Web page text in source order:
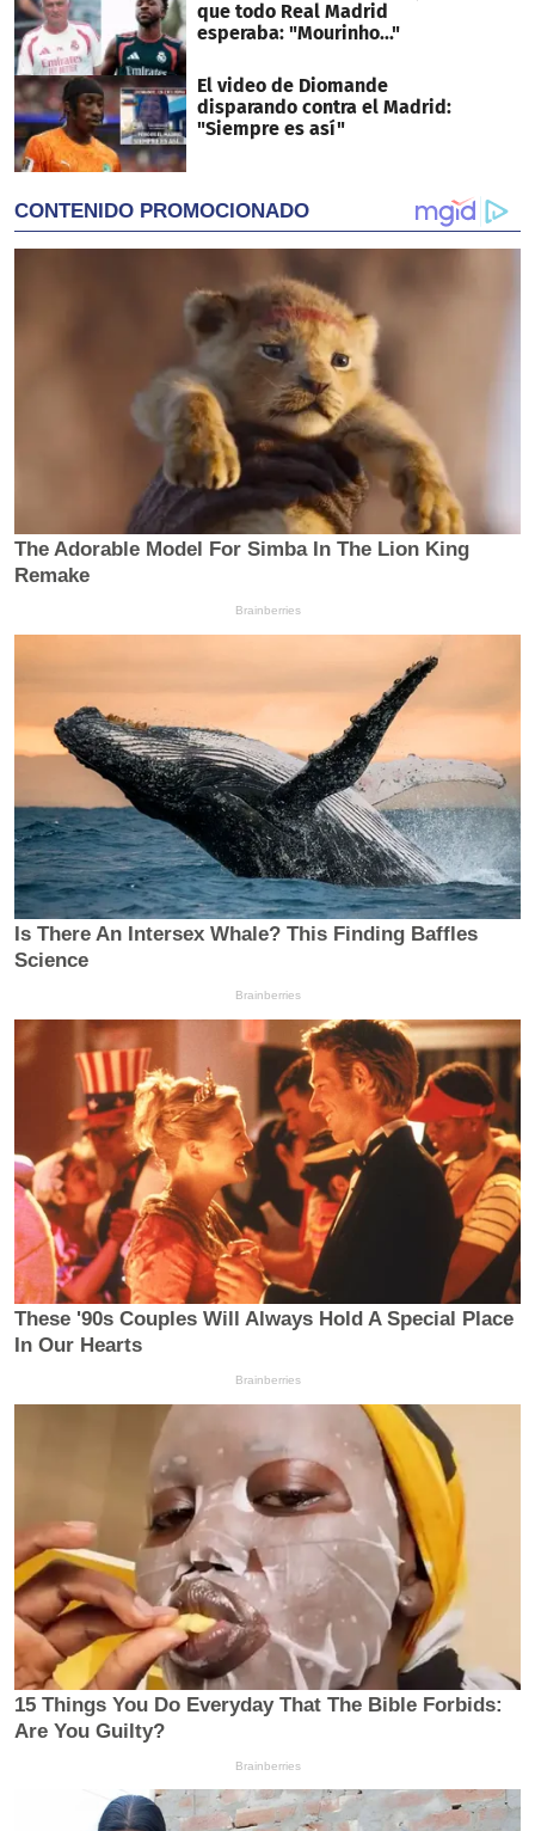
que todo Real Madrid
esperaba: "Mourinho..."
El video de Diomande
disparando contra el Madrid:
"Siempre es así"